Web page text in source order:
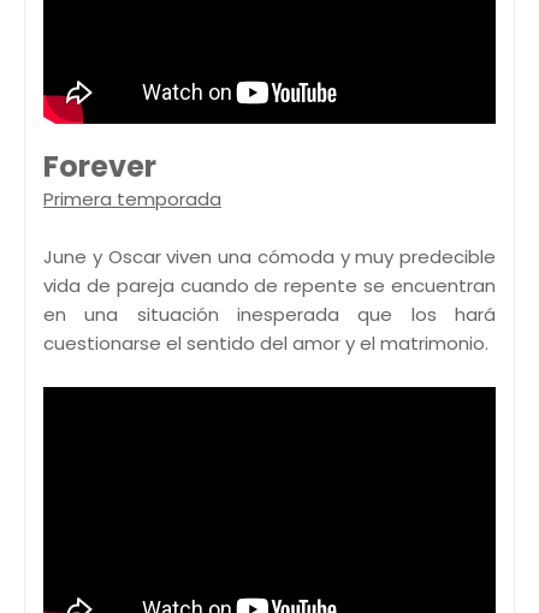
Forever
Primera temporada
June y Oscar viven una cómoda y muy predecible
vida de pareja cuando de repente se encuentran
en una situación inesperada que los hará
cuestionarse el sentido del amor y el matrimonio.